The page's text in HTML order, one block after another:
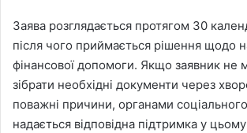
Заява розглядається протягом 30
після чого приймається рішення щодо
фінансової допомоги. Якщо заявник не
зібрати необхідні документи через
поважні причини, органами
надається відповідна підтримка у